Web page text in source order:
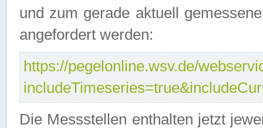
und zum gerade aktuell
angefordert werden:
https://pegelonline.wsv.de/
Die Messstellen enthalten jetzt